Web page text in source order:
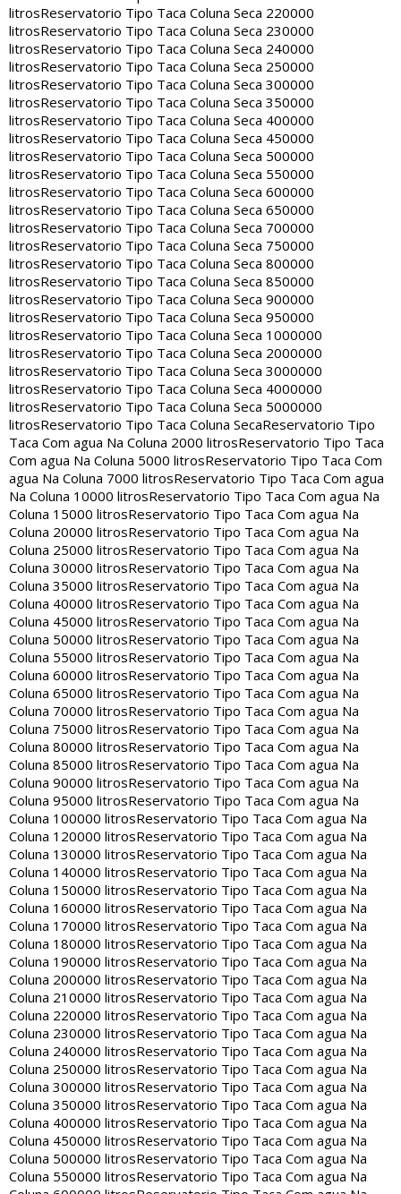
litrosReservatorio Tipo Taca Coluna Seca 220000
litrosReservatorio Tipo Taca Coluna Seca 230000
litrosReservatorio Tipo Taca Coluna Seca 240000
litrosReservatorio Tipo Taca Coluna Seca 250000
litrosReservatorio Tipo Taca Coluna Seca 300000
litrosReservatorio Tipo Taca Coluna Seca 350000
litrosReservatorio Tipo Taca Coluna Seca 400000
litrosReservatorio Tipo Taca Coluna Seca 450000
litrosReservatorio Tipo Taca Coluna Seca 500000
litrosReservatorio Tipo Taca Coluna Seca 550000
litrosReservatorio Tipo Taca Coluna Seca 600000
litrosReservatorio Tipo Taca Coluna Seca 650000
litrosReservatorio Tipo Taca Coluna Seca 700000
litrosReservatorio Tipo Taca Coluna Seca 750000
litrosReservatorio Tipo Taca Coluna Seca 800000
litrosReservatorio Tipo Taca Coluna Seca 850000
litrosReservatorio Tipo Taca Coluna Seca 900000
litrosReservatorio Tipo Taca Coluna Seca 950000
litrosReservatorio Tipo Taca Coluna Seca 1000000
litrosReservatorio Tipo Taca Coluna Seca 2000000
litrosReservatorio Tipo Taca Coluna Seca 3000000
litrosReservatorio Tipo Taca Coluna Seca 4000000
litrosReservatorio Tipo Taca Coluna Seca 5000000
litrosReservatorio Tipo Taca Coluna SecaReservatorio Tipo
Taca Com agua Na Coluna 2000 litrosReservatorio Tipo Taca
Com agua Na Coluna 5000 litrosReservatorio Tipo Taca Com
agua Na Coluna 7000 litrosReservatorio Tipo Taca Com agua
Na Coluna 10000 litrosReservatorio Tipo Taca Com agua Na
Coluna 15000 litrosReservatorio Tipo Taca Com agua Na
Coluna 20000 litrosReservatorio Tipo Taca Com agua Na
Coluna 25000 litrosReservatorio Tipo Taca Com agua Na
Coluna 30000 litrosReservatorio Tipo Taca Com agua Na
Coluna 35000 litrosReservatorio Tipo Taca Com agua Na
Coluna 40000 litrosReservatorio Tipo Taca Com agua Na
Coluna 45000 litrosReservatorio Tipo Taca Com agua Na
Coluna 50000 litrosReservatorio Tipo Taca Com agua Na
Coluna 55000 litrosReservatorio Tipo Taca Com agua Na
Coluna 60000 litrosReservatorio Tipo Taca Com agua Na
Coluna 65000 litrosReservatorio Tipo Taca Com agua Na
Coluna 70000 litrosReservatorio Tipo Taca Com agua Na
Coluna 75000 litrosReservatorio Tipo Taca Com agua Na
Coluna 80000 litrosReservatorio Tipo Taca Com agua Na
Coluna 85000 litrosReservatorio Tipo Taca Com agua Na
Coluna 90000 litrosReservatorio Tipo Taca Com agua Na
Coluna 95000 litrosReservatorio Tipo Taca Com agua Na
Coluna 100000 litrosReservatorio Tipo Taca Com agua Na
Coluna 120000 litrosReservatorio Tipo Taca Com agua Na
Coluna 130000 litrosReservatorio Tipo Taca Com agua Na
Coluna 140000 litrosReservatorio Tipo Taca Com agua Na
Coluna 150000 litrosReservatorio Tipo Taca Com agua Na
Coluna 160000 litrosReservatorio Tipo Taca Com agua Na
Coluna 170000 litrosReservatorio Tipo Taca Com agua Na
Coluna 180000 litrosReservatorio Tipo Taca Com agua Na
Coluna 190000 litrosReservatorio Tipo Taca Com agua Na
Coluna 200000 litrosReservatorio Tipo Taca Com agua Na
Coluna 210000 litrosReservatorio Tipo Taca Com agua Na
Coluna 220000 litrosReservatorio Tipo Taca Com agua Na
Coluna 230000 litrosReservatorio Tipo Taca Com agua Na
Coluna 240000 litrosReservatorio Tipo Taca Com agua Na
Coluna 250000 litrosReservatorio Tipo Taca Com agua Na
Coluna 300000 litrosReservatorio Tipo Taca Com agua Na
Coluna 350000 litrosReservatorio Tipo Taca Com agua Na
Coluna 400000 litrosReservatorio Tipo Taca Com agua Na
Coluna 450000 litrosReservatorio Tipo Taca Com agua Na
Coluna 500000 litrosReservatorio Tipo Taca Com agua Na
Coluna 550000 litrosReservatorio Tipo Taca Com agua Na